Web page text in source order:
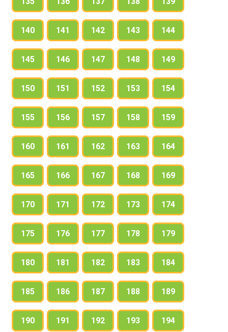
140 141 142 143 144
145 146 147 148 149
150 151 152 153 154
155 156 157 158 159
160 161 162 163 164
165 166 167 168 169
170 171 172 173 174
175 176 177 178 179
180 181 182 183 184
185 186 187 188 189
190 191 192 193 194